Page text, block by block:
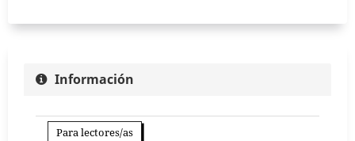
Información
Para lectores/as